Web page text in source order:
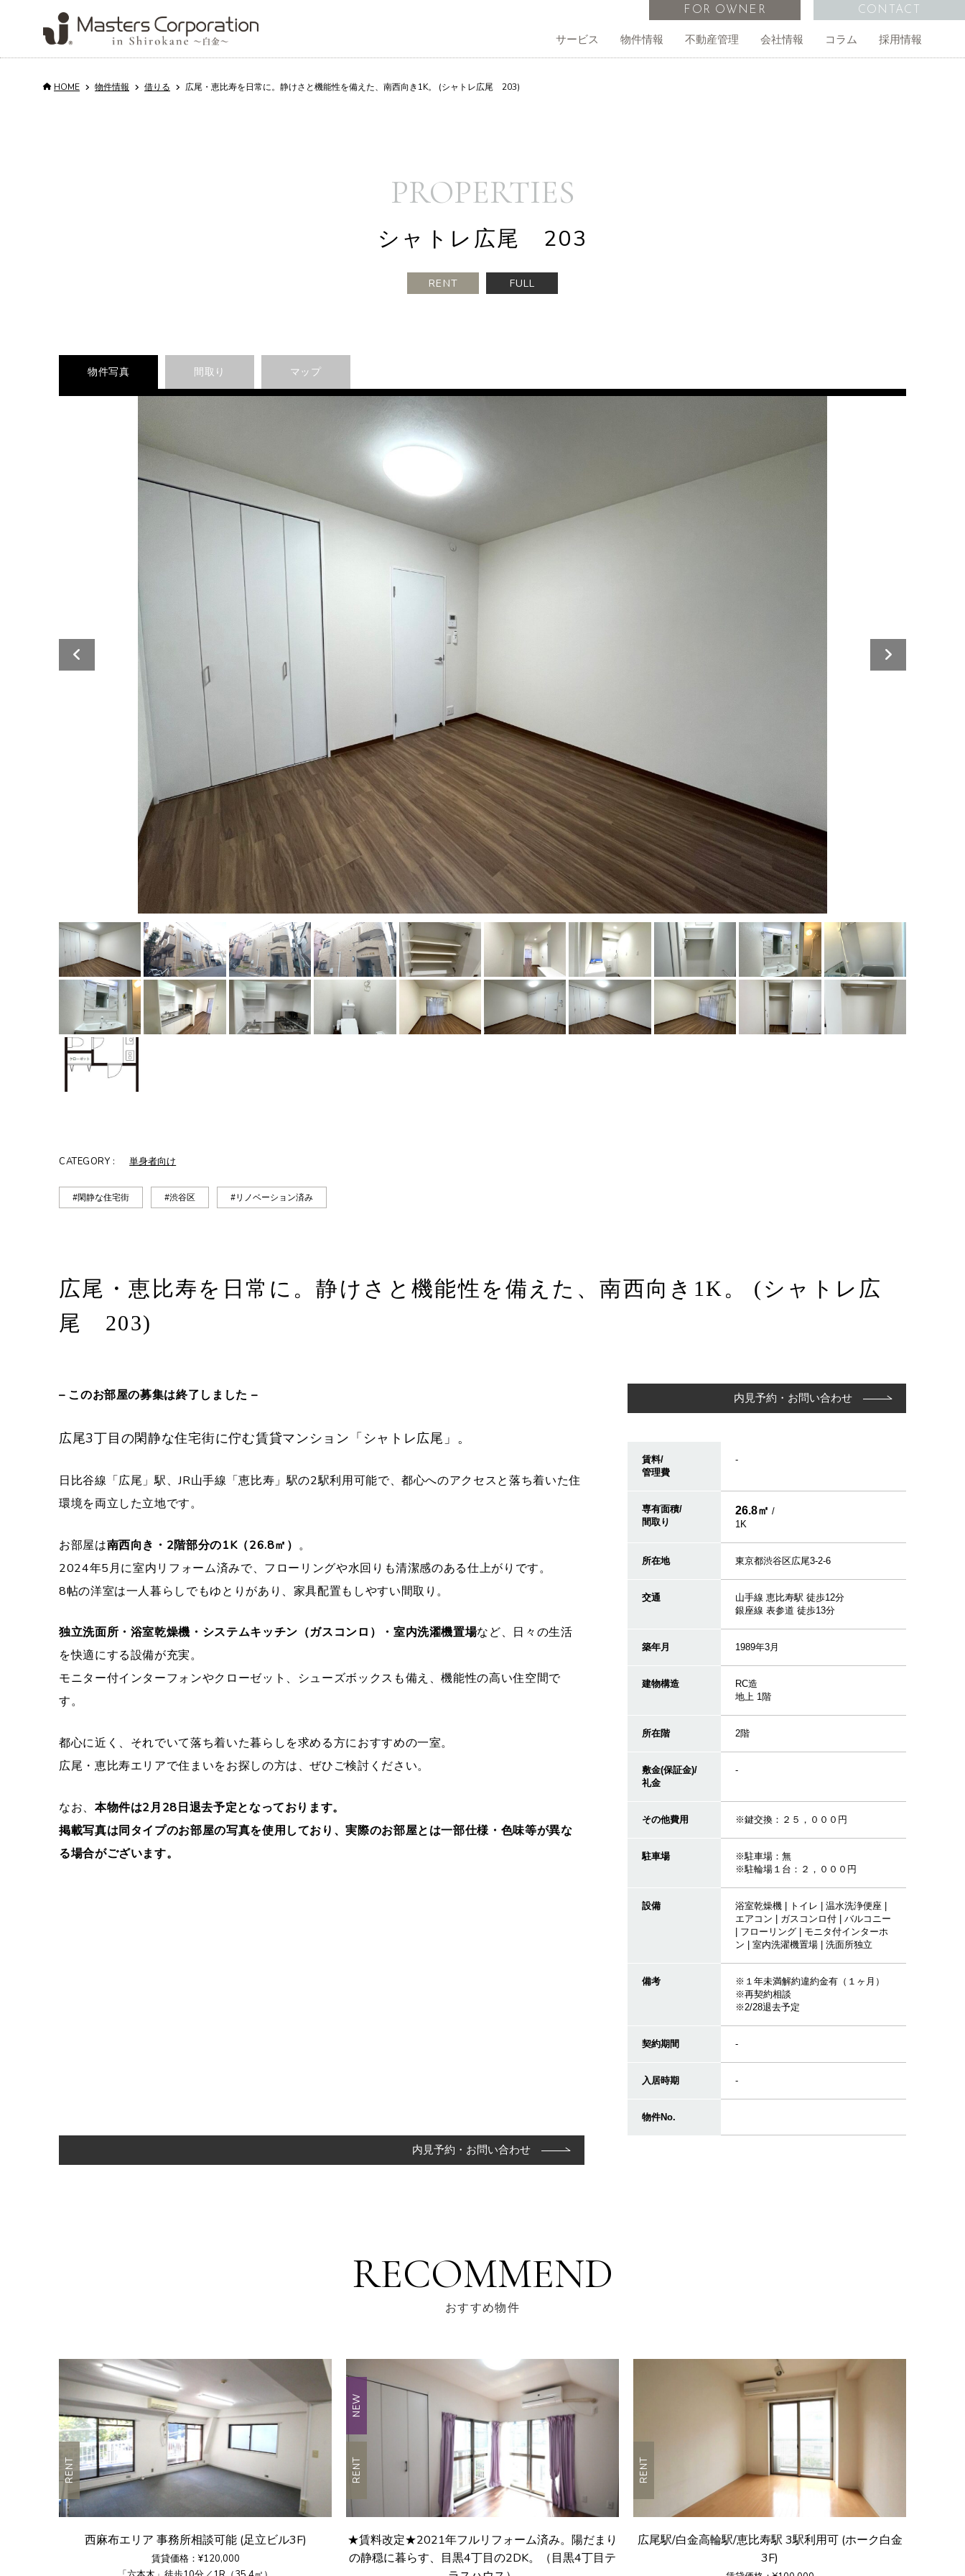
サービス
不動産再生事業
物件情報 不動産管理 会社情報
歴史
コラム 採用情報
FOR OWNER CONTACT
HOME 物件情報 借りる 広尾・恵比寿を日常に。静けさと機能性を備えた、南西向き1K。 (シャトレ広尾 203)
PROPERTIES
シャトレ広尾 203
RENT FULL
物件写真 間取り マップ
CATEGORY : 単身者向け
#閑静な住宅街 #渋谷区 #リノベーション済み
広尾・恵比寿を日常に。静けさと機能性を備えた、南西向き1K。 (シャトレ広
尾 203)
– このお部屋の募集は終了しました –
広尾3丁目の閑静な住宅街に佇む賃貸マンション「シャトレ広尾」。
日比谷線「広尾」駅、JR山手線「恵比寿」駅の2駅利用可能で、都心へのアクセスと落ち着いた住
環境を両立した立地です。
お部屋は南西向き・2階部分の1K（26.8㎡） 。
2024年5月に室内リフォーム済みで、フローリングや水回りも清潔感のある仕上がりです。
8帖の洋室は一人暮らしでもゆとりがあり、家具配置もしやすい間取り。
独立洗面所・浴室乾燥機・システムキッチン（ガスコンロ）・室内洗濯機置場など、日々の生活
を快適にする設備が充実。
モニター付インターフォンやクローゼット、シューズボックスも備え、機能性の高い住空間で
す。
都心に近く、それでいて落ち着いた暮らしを求める方におすすめの一室。
広尾・恵比寿エリアで住まいをお探しの方は、ぜひご検討ください。
なお、 本物件は2月28日退去予定となっております。
掲載写真は同タイプのお部屋の写真を使用しており、実際のお部屋とは一部仕様・色味等が異な
る場合がございます。
内見予約・お問い合わせ
賃料/
管理費
-
専有面積/
間取り
26.8㎡ /
1K
所在地 東京都渋谷区広尾3-2-6
交通
山手線 恵比寿駅 徒歩12分
銀座線 表参道 徒歩13分
築年月 1989年3月
建物構造
RC造
地上 1階
所在階 2階
敷金(保証金)/
礼金
-
その他費用 ※鍵交換：２５，０００円
駐車場
※駐車場：無
※駐輪場１台：２，０００円
設備
浴室乾燥機 | トイレ | 温水洗浄便座 |
エアコン | ガスコンロ付 | バルコニー
| フローリング | モニタ付インターホ
ン | 室内洗濯機置場 | 洗面所独立
備考
※１年未満解約違約金有（１ヶ月）
※再契約相談
※2/28退去予定
契約期間 -
入居時期 -
物件No.
内見予約・お問い合わせ
RECOMMEND
おすすめ物件
RENT
西麻布エリア 事務所相談可能 (足立ビル3F)
賃貸価格：¥120,000
RENT
NEW
★賃料改定★2021年フルリフォーム済み。陽だまり
の静穏に暮らす、目黒4丁目の2DK。（目黒4丁目テ
RENT
広尾駅/白金高輪駅/恵比寿駅 3駅利用可 (ホーク白金
3F)